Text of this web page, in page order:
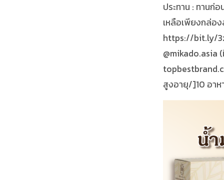
ประทาน : ทานก่
เหลือเพียงกล่อง
https://bit.ly/
@mikado.asia
สูงอายุ/]10 อา